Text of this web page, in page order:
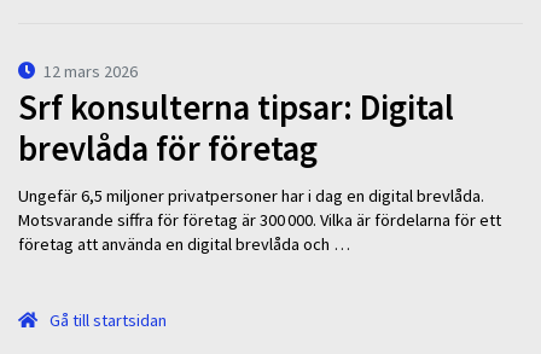
12 mars 2026
Srf konsulterna tipsar: Digital
brevlåda för företag
Ungefär 6,5 miljoner privatpersoner har i dag en digital brevlåda.
Motsvarande siffra för företag är 300 000. Vilka är fördelarna för ett
företag att använda en digital brevlåda och …
Gå till startsidan